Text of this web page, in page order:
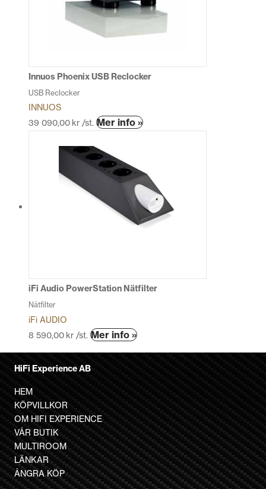
Innuos Phoenix USB Reclocker
USB Reclocker
INNUOS
39 090,00 kr /st. Mer info »Den
flera
varianter.
De
olika
produktsidan
iFi Audio PowerStation Nätfilter
Nätfilter
iFi AUDIO
8 590,00 kr /st. Mer info »Den
varianter.
De
olika
alternativen
kan
väljas
på
HiFi Experience AB
HEM
KÖPVILLKOR
OM HIFI EXPERIENCE
VÅR BUTIK
MULTIROOM
LÄNKAR
ÅNGRA KÖP